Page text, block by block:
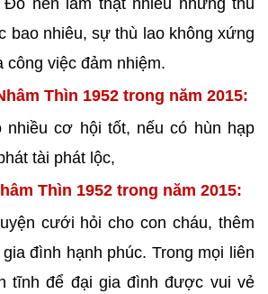
nên làm thật nhiều nhưng thu
bao nhiêu, sự thù lao không xứng
công việc đảm nhiệm.
Thìn 1952 trong năm 2015:
nhiều cơ hội tốt, nếu có hùn hạp
tài phát lộc,
Thìn 1952 trong năm 2015:
cưới hỏi cho con cháu, thêm
đình hạnh phúc. Trong mọi liên
tĩnh để đại gia đình được vui vẻ